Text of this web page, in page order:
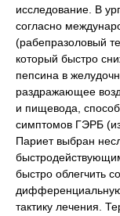
исследование. В
согласно
(рабепразоловый
который быстро
пепсина в
раздражающее
и пищевода,
симптомов ГЭРБ
Париет выбран
быстро облегчить
тактику лечения.